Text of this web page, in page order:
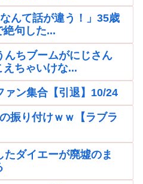
んて話が違う！」35歳
句した...
んちブームがにじさん
ちゃいけな...
ァン集合【引退】10/24
振り付けｗｗ【ラブラ
ダイエーが廃墟のま